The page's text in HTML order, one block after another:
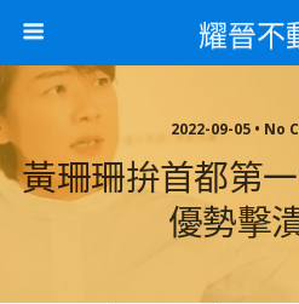
耀晉不
2022-09-05 • No
黃珊珊拚首都第
優勢擊